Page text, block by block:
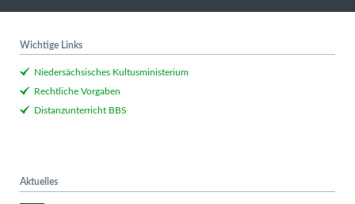
Wichtige Links
Niedersächsisches Kultusministerium
Rechtliche Vorgaben
Distanzunterricht BBS
Aktuelles